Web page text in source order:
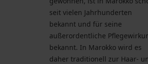
seit vielen Jahrhunderten
bekannt und für seine
außerordentliche
bekannt. In Marokko wird es
daher traditionell zur Haar-